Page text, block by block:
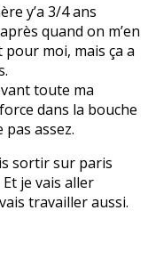
y’a 3/4 ans
quand on m’en
moi, mais ça a
toute ma
dans la bouche
assez.
sortir sur paris
je vais aller
travailler aussi.